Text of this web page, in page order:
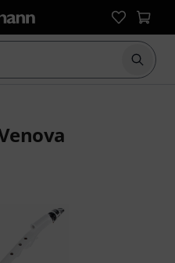
Suche
aus 73 Kundenbewertungen